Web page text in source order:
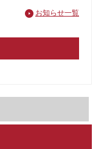
お知らせ一覧